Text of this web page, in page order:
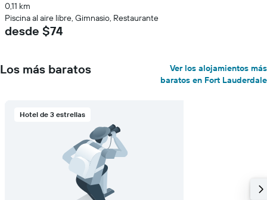
0,11 km
Piscina al aire libre, Gimnasio, Restaurante
desde $74
Los más baratos
Ver los alojamientos más
baratos en Fort Lauderdale
Hotel de 3 estrellas